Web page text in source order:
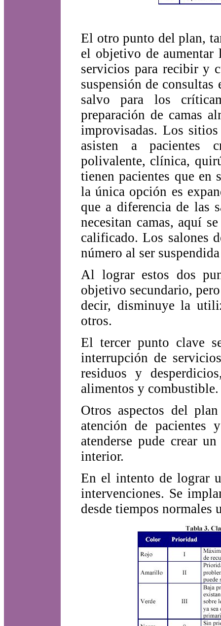
El otro punto del plan,
el objetivo de aumentar
servicios para recibir y
suspensión de consultas
salvo para los
preparación de camas
improvisadas. Los
asisten a pacientes
polivalente, clínica,
tienen pacientes que en
la única opción es
que a diferencia de las
necesitan camas, aquí
calificado. Los salones
número al ser
Al lograr estos dos
objetivo secundario,
decir, disminuye la
otros.
El tercer punto clave
interrupción de
residuos y
alimentos y combustible.
Otros aspectos del
atención de pacientes
atenderse pude crear
interior.
En el intento de lograr
intervenciones. Se
desde tiempos normales